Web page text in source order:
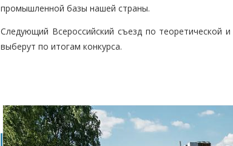
промышленной базы нашей страны.
Следующий Всероссийский съезд по теоретической
выберут по итогам конкурса.